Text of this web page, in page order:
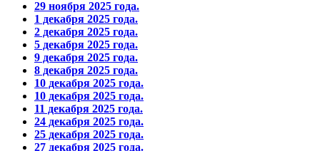
29 ноября 2025 года.
1 декабря 2025 года.
2 декабря 2025 года.
5 декабря 2025 года.
9 декабря 2025 года.
8 декабря 2025 года.
10 декабря 2025 года.
10 декабря 2025 года.
11 декабря 2025 года.
24 декабря 2025 года.
25 декабря 2025 года.
27 декабря 2025 года.